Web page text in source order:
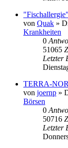
von Quak »
Krankheiten
0
51065
Letzter
TERRA-
von joernp »
Börsen
0
50716
Letzter